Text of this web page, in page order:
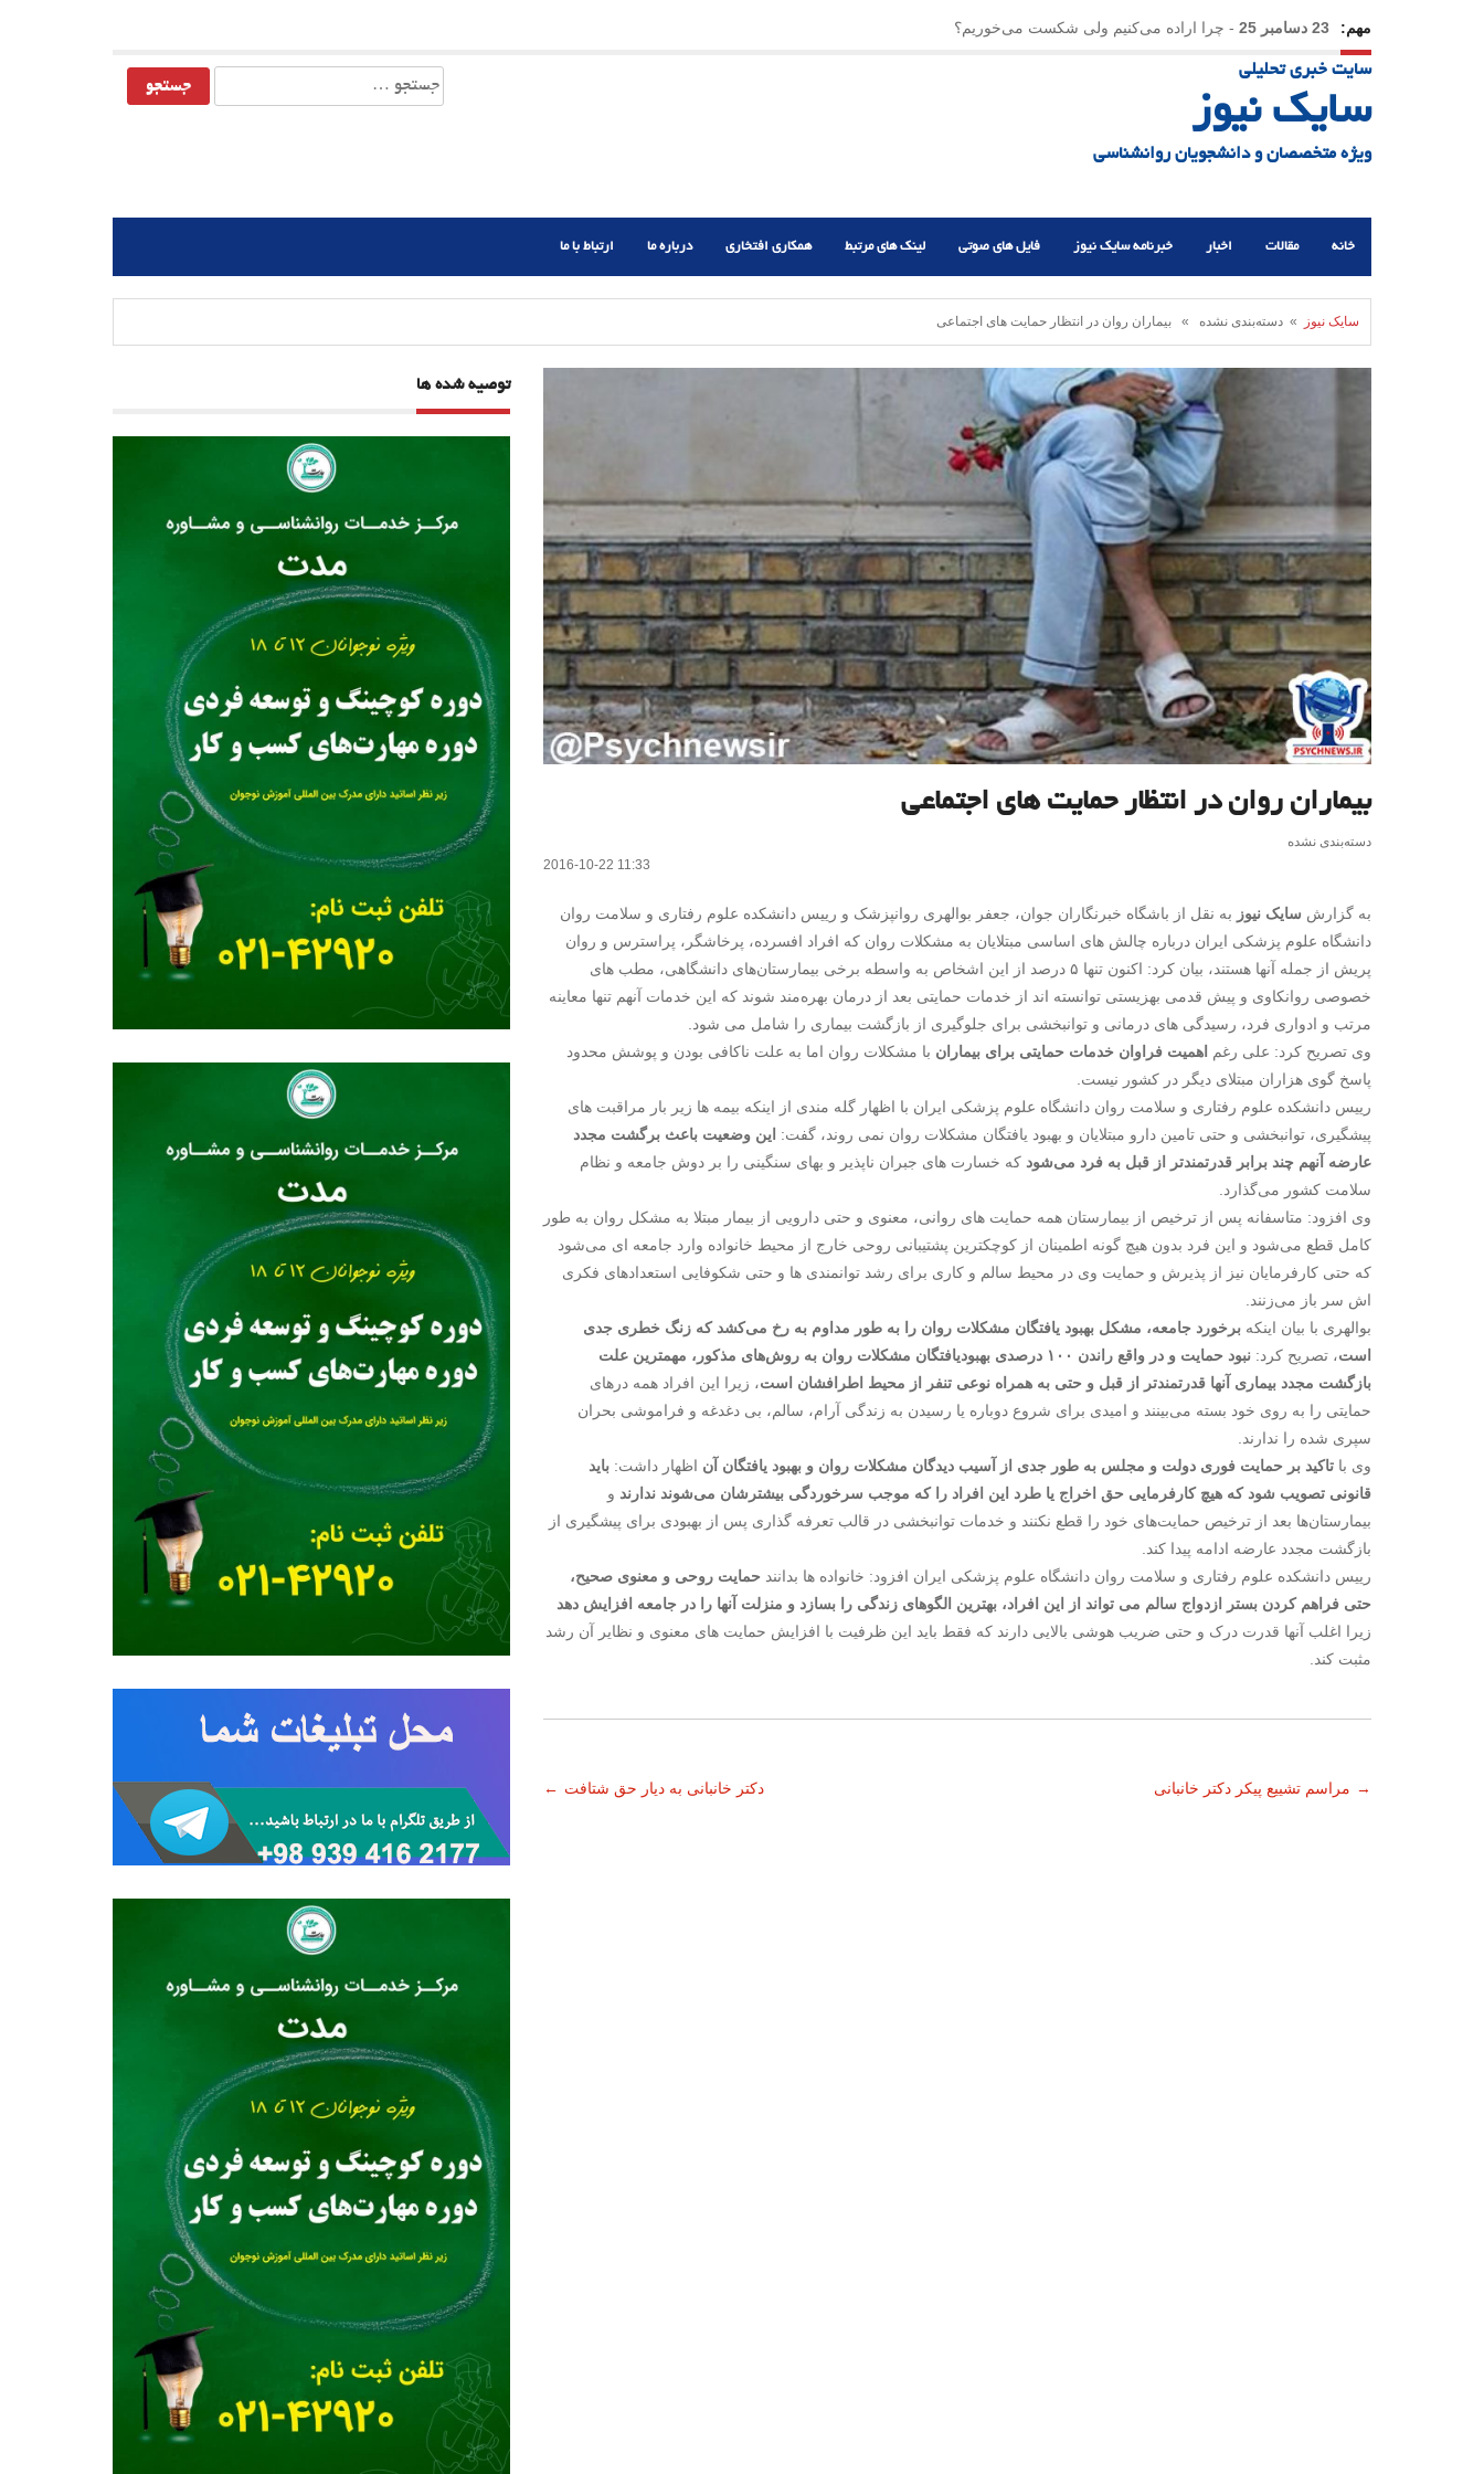
مهم: 23 دسامبر 25 - چرا اراده می‌کنیم ولی شکست می‌خوریم؟
21 دسامبر 25
سایت خبری تحلیلی
سایک نیوز
ویژه متخصصان و دانشجویان روانشناسی
جستجو
برای:
خانه مقالات اخبار خبرنامه سایک نیوز فایل های صوتی لینک های مرتبط همکاری افتخاری درباره ما ارتباط با ما
سایک نیوز » دسته‌بندی نشده » بیماران روان در انتظار حمایت های اجتماعی
بیماران روان در انتظار حمایت های اجتماعی
دسته‌بندی نشده
2016-10-22 11:33
به گزارش سایک نیوز به نقل از باشگاه خبرنگاران جوان، جعفر بوالهری روانپزشک و رییس دانشکده علوم رفتاری و سلامت روان
دانشگاه علوم پزشکی ایران درباره چالش های اساسی مبتلایان به مشکلات روان که افراد افسرده، پرخاشگر، پراسترس و روان
پریش از جمله آنها هستند، بیان کرد: اکنون تنها ۵ درصد از این اشخاص به واسطه برخی بیمارستان‌های دانشگاهی، مطب های
خصوصی روانکاوی و پیش قدمی بهزیستی توانسته اند از خدمات حمایتی بعد از درمان بهره‌مند شوند که این خدمات آنهم تنها معاینه
مرتب و ادواری فرد، رسیدگی های درمانی و توانبخشی برای جلوگیری از بازگشت بیماری را شامل می شود.
وی تصریح کرد: علی رغم اهمیت فراوان خدمات حمایتی برای بیماران با مشکلات روان اما به علت ناکافی بودن و پوشش محدود
پاسخ گوی هزاران مبتلای دیگر در کشور نیست.
رییس دانشکده علوم رفتاری و سلامت روان دانشگاه علوم پزشکی ایران با اظهار گله مندی از اینکه بیمه ها زیر بار مراقبت های
پیشگیری، توانبخشی و حتی تامین دارو مبتلایان و بهبود یافتگان مشکلات روان نمی روند، گفت: این وضعیت باعث برگشت مجدد
عارضه آنهم چند برابر قدرتمندتر از قبل به فرد می‌شود که خسارت های جبران ناپذیر و بهای سنگینی را بر دوش جامعه و نظام
سلامت کشور می‌گذارد.
وی افزود: متاسفانه پس از ترخیص از بیمارستان همه حمایت های روانی، معنوی و حتی دارویی از بیمار مبتلا به مشکل روان به طور
کامل قطع می‌شود و این فرد بدون هیچ گونه اطمینان از کوچکترین پشتیبانی روحی خارج از محیط خانواده وارد جامعه ای می‌شود
که حتی کارفرمایان نیز از پذیرش و حمایت وی در محیط سالم و کاری برای رشد توانمندی ها و حتی شکوفایی استعدادهای فکری
اش سر باز می‌زنند.
بوالهری با بیان اینکه برخورد جامعه، مشکل بهبود یافتگان مشکلات روان را به طور مداوم به رخ می‌کشد که زنگ خطری جدی
است، تصریح کرد:
نبود حمایت و در واقع راندن ۱۰۰ درصدی بهبودیافتگان مشکلات روان به روش‌های مذکور، مهمترین علت
بازگشت مجدد بیماری آنها قدرتمندتر از قبل و حتی به همراه نوعی تنفر از محیط اطرافشان است، زیرا این افراد همه درهای
حمایتی را به روی خود بسته می‌بینند و امیدی برای شروع دوباره یا رسیدن به زندگی آرام، سالم، بی دغدغه و فراموشی بحران
سپری شده را ندارند.
وی با تاکید بر حمایت فوری دولت و مجلس به طور جدی از آسیب دیدگان مشکلات روان و بهبود یافتگان آن اظهار داشت: باید
قانونی تصویب شود که هیچ کارفرمایی حق اخراج یا طرد این افراد را که موجب سرخوردگی بیشترشان می‌شوند ندارند و
بیمارستان‌ها بعد از ترخیص حمایت‌های خود را قطع نکنند و خدمات توانبخشی در قالب تعرفه گذاری پس از بهبودی برای پیشگیری از
بازگشت مجدد عارضه ادامه پیدا کند.
رییس دانشکده علوم رفتاری و سلامت روان دانشگاه علوم پزشکی ایران افزود: خانواده ها بدانند حمایت روحی و معنوی صحیح،
حتی فراهم کردن بستر ازدواج سالم می تواند از این افراد، بهترین الگوهای زندگی را بسازد و منزلت آنها را در جامعه افزایش دهد
زیرا اغلب آنها قدرت درک و حتی ضریب هوشی بالایی دارند که فقط باید این ظرفیت با افزایش حمایت های معنوی و نظایر آن رشد
مثبت کند.
ناوبری
← دکتر خانبانی به دیار حق شتافت مراسم تشییع پیکر دکتر خانبانی →
توصیه شده ها